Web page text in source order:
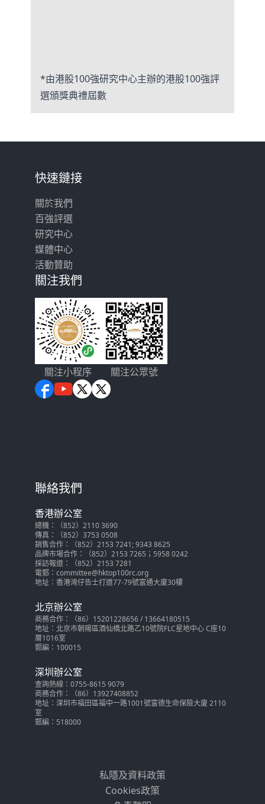
*由港股100強研究中心主辦的港股100強評
選頒獎典禮屆數
快速鏈接
關於我們
百強評選
研究中心
媒體中心
活動贊助
關注我們
關注小程序 關注公眾號
聯絡我們
香港辦公室
總機：（852）2110 3690
傳真：（852）3753 0508
銷售合作：（852）2153 7241; 9343 8625
品牌市場合作：（852）2153 7265；5958 0242
採訪報道：（852）2153 7281
電郵：committee@hktop100rc.org
地址：香港灣仔告士打道77-79號富通大廈30樓
北京辦公室
商務合作：（86）15201228656 / 13664180515
地址：北京市朝陽區酒仙橋北路乙10號院FLC星地中心 C座10
層1016室
郵編：100015
深圳辦公室
查詢熱線：0755-8615 9079
商務合作：（86）13927408852
地址：深圳市福田區福中一路1001號富德生命保險大廈 2110
室
郵編：518000
私隱及資料政策
Cookies政策